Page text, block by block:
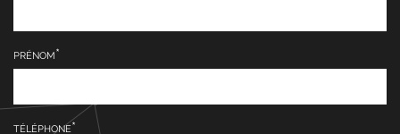
PRÉNOM
TÉLÉPHONE